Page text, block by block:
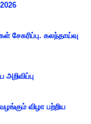
சேகரிப்பு. கலந்தாய்வு
விழா பற்றிய